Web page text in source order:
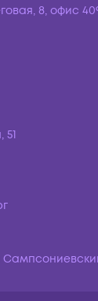
8, офис
51